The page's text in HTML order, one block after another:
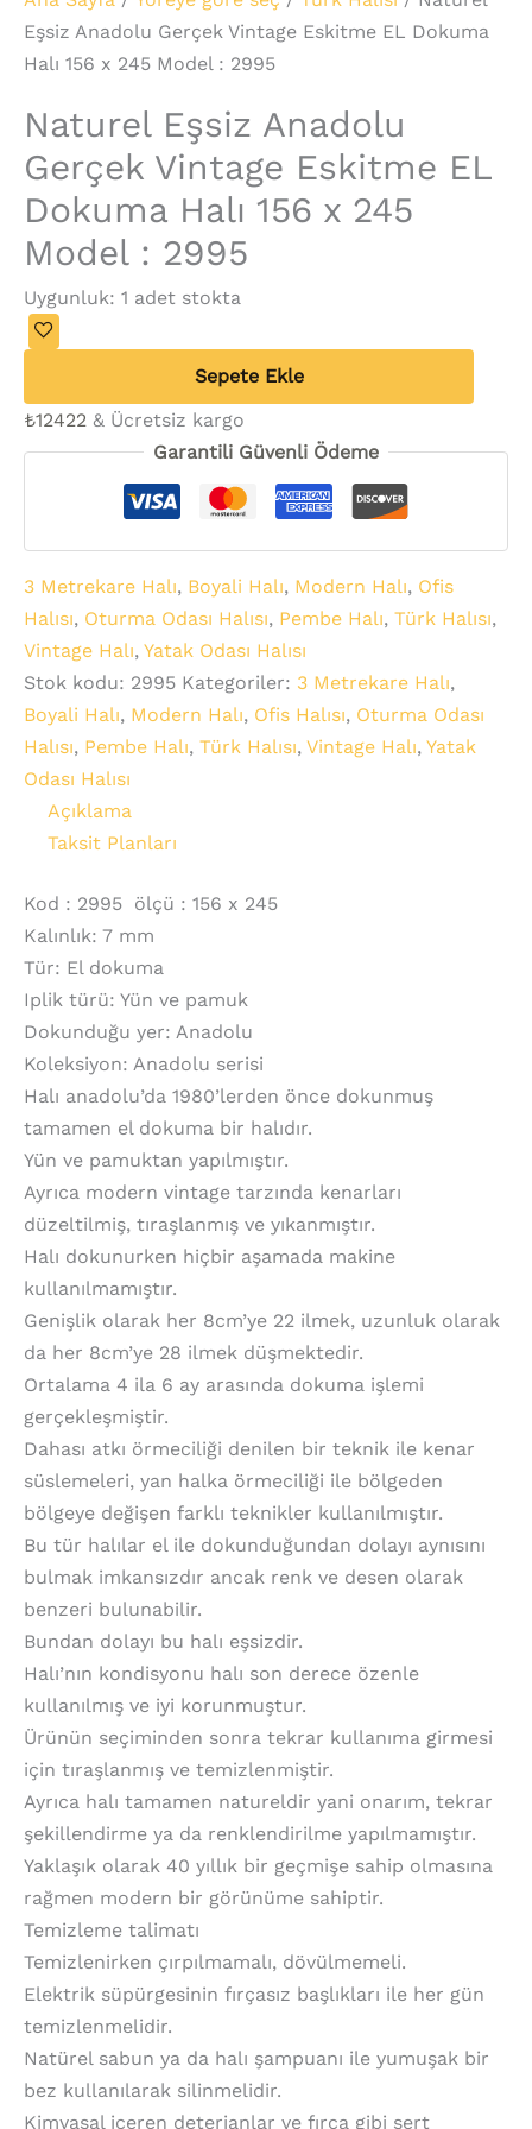
Eşsiz Anadolu Gerçek Vintage Eskitme EL Dokuma
Halı 156 x 245 Model : 2995
Naturel Eşsiz Anadolu
Gerçek Vintage Eskitme EL
Dokuma Halı 156 x 245
Model : 2995
Uygunluk: 1 adet stokta
Sepete Ekle
₺12422 & Ücretsiz kargo
Garantili Güvenli Ödeme
3 Metrekare Halı, Boyali Halı, Modern Halı, Ofis
Halısı, Oturma Odası Halısı, Pembe Halı, Türk Halısı,
Vintage Halı, Yatak Odası Halısı
Stok kodu: 2995 Kategoriler: 3 Metrekare Halı,
Boyali Halı, Modern Halı, Ofis Halısı, Oturma Odası
Halısı, Pembe Halı, Türk Halısı, Vintage Halı, Yatak
Odası Halısı
Açıklama
Taksit Planları
Kod : 2995 ölçü : 156 x 245
Kalınlık: 7 mm
Tür: El dokuma
Iplik türü: Yün ve pamuk
Dokunduğu yer: Anadolu
Koleksiyon: Anadolu serisi
Halı anadolu’da 1980’lerden önce dokunmuş
tamamen el dokuma bir halıdır.
Yün ve pamuktan yapılmıştır.
Ayrıca modern vintage tarzında kenarları
düzeltilmiş, tıraşlanmış ve yıkanmıştır.
Halı dokunurken hiçbir aşamada makine
kullanılmamıştır.
Genişlik olarak her 8cm’ye 22 ilmek, uzunluk olarak
da her 8cm’ye 28 ilmek düşmektedir.
Ortalama 4 ila 6 ay arasında dokuma işlemi
gerçekleşmiştir.
Dahası atkı örmeciliği denilen bir teknik ile kenar
süslemeleri, yan halka örmeciliği ile bölgeden
bölgeye değişen farklı teknikler kullanılmıştır.
Bu tür halılar el ile dokunduğundan dolayı aynısını
bulmak imkansızdır ancak renk ve desen olarak
benzeri bulunabilir.
Bundan dolayı bu halı eşsizdir.
Halı’nın kondisyonu halı son derece özenle
kullanılmış ve iyi korunmuştur.
Ürünün seçiminden sonra tekrar kullanıma girmesi
için tıraşlanmış ve temizlenmiştir.
Ayrıca halı tamamen natureldir yani onarım, tekrar
şekillendirme ya da renklendirilme yapılmamıştır.
Yaklaşık olarak 40 yıllık bir geçmişe sahip olmasına
rağmen modern bir görünüme sahiptir.
Temizleme talimatı
Temizlenirken çırpılmamalı, dövülmemeli.
Elektrik süpürgesinin fırçasız başlıkları ile her gün
temizlenmelidir.
Natürel sabun ya da halı şampuanı ile yumuşak bir
bez kullanılarak silinmelidir.
Kimyasal içeren deterjanlar ve fırça gibi sert